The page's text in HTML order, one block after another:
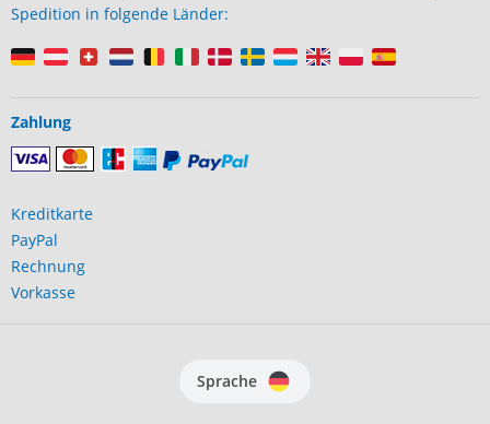
Spedition in folgende Länder:
Zahlung
Kreditkarte
PayPal
Rechnung
Vorkasse
Sprache